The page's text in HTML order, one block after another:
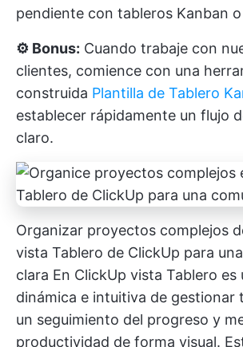
pendiente con tableros Kanban
⚙️ Bonus: Cuando trabaje con
clientes, comience con una
construida Plantilla de Tablero
establecer rápidamente un flujo
claro.
Organizar proyectos complejos
vista Tablero de ClickUp para
clara En ClickUp vista Tablero es
dinámica e intuitiva de gestionar
un seguimiento del progreso y
productividad de forma visual.